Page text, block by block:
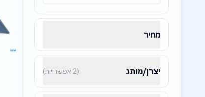
מחיר
יצרן/מותג (2 אפשרויות)